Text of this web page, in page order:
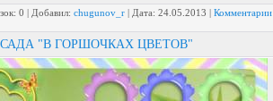
0 | Добавил: chugunov_r | Дата: 24.05.2013 | Комментарии
"В ГОРШОЧКАХ ЦВЕТОВ"